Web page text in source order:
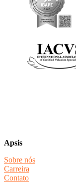
Apsis
Sobre nós
Carreira
Contato